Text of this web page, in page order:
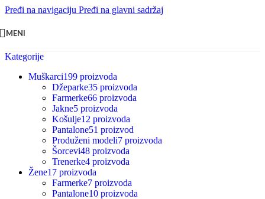
Pređi na navigaciju Pređi na glavni sadržaj
MENI
Kategorije
Muškarci199 proizvoda
Džeparke35 proizvoda
Farmerke66 proizvoda
Jakne5 proizvoda
Košulje12 proizvoda
Pantalone51 proizvod
Produženi modeli7 proizvoda
Šorcevi48 proizvoda
Trenerke4 proizvoda
Žene17 proizvoda
Farmerke7 proizvoda
Pantalone10 proizvoda